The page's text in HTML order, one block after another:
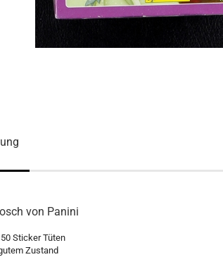
von Panini
Sticker Tüten
Zustand